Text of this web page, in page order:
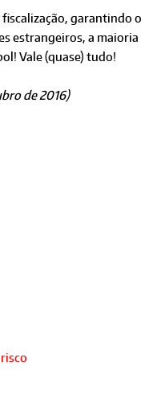
a
Vale (quase) tudo!
de 2016)